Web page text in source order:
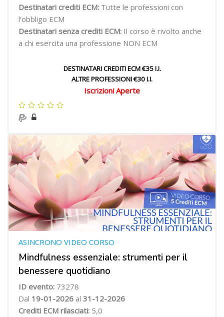
Destinatari crediti ECM: Tutte le professioni con
l'obbligo ECM
Destinatari senza crediti ECM: Il corso è rivolto anche
a chi esercita una professione NON ECM
DESTINATARI CREDITI ECM €35 I.I.
ALTRE PROFESSIONI €30 I.I.
Iscrizioni Aperte
Mindfulness essenziale: strumenti per il
benessere quotidiano
ASINCRONO VIDEO CORSO
ID evento: 73278
Dal 19-01-2026 al 31-12-2026
Crediti ECM rilasciati: 5,0